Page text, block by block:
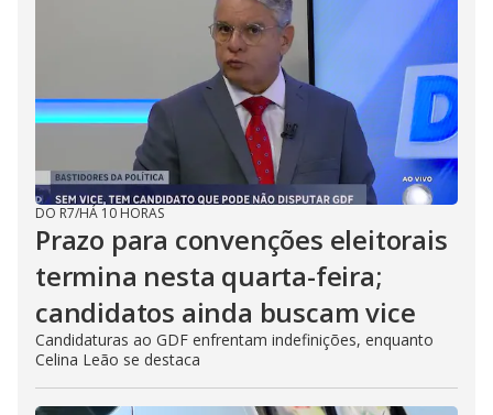
DO R7/HÁ 10 HORAS
Prazo para convenções eleitorais
termina nesta quarta-feira;
candidatos ainda buscam vice
Candidaturas ao GDF enfrentam indefinições, enquanto
Celina Leão se destaca